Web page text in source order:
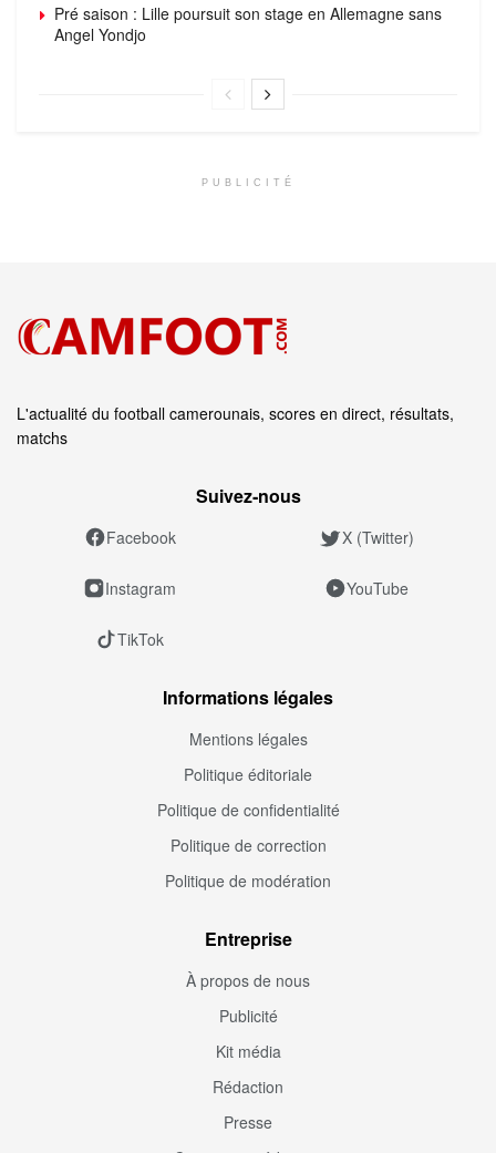
Pré saison : Lille poursuit son stage en Allemagne sans
Angel Yondjo
PUBLICITÉ
L'actualité du football camerounais, scores en direct, résultats,
matchs
Suivez‑nous
Facebook X (Twitter)
Instagram YouTube
TikTok
Informations légales
Mentions légales
Politique éditoriale
Politique de confidentialité
Politique de correction
Politique de modération
Entreprise
À propos de nous
Publicité
Kit média
Rédaction
Presse